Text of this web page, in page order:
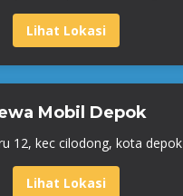
Lihat Lokasi
Mobil Depok
12, kec cilodong, kota depok
Lihat Lokasi